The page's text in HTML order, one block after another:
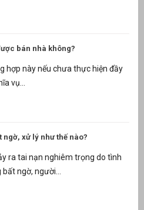
bán nhà không?
hợp này nếu chưa thực hiện đầy
vụ...
ngờ, xử lý như thế nào?
ra tai nạn nghiêm trọng do tình
bất ngờ, người...